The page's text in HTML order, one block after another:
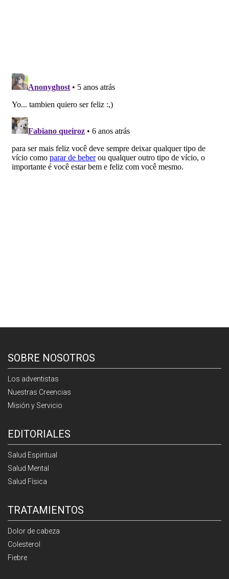
SOBRE NOSOTROS
Los adventistas
Nuestras Creencias
Misión y Servicio
EDITORIALES
Salud Espiritual
Salud Mental
Salud Física
TRATAMIENTOS
Dolor de cabeza
Colesterol
Fiebre